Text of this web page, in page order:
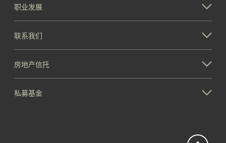
职业发展
联系我们
房地产信托
私募基金